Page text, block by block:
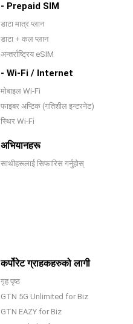
- Prepaid SIM
डाटा मात्र प्लान
डाटा + कल प्लान
अन्तर्राष्ट्रिय eSIM
- Wi-Fi / Internet
मोबाइल Wi-Fi
फाइबर अप्टिक (गतिशील इन्टरनेट)
स्थिर Wi-Fi
अभियानहरू
साथीहरूलाई सिफारिस गर्नुहोस्
कर्पोरेट ग्राहकहरुको लागी
गृह पृष्ठ
GTN 5G Unlimited for Biz
GTN EAZY for Biz